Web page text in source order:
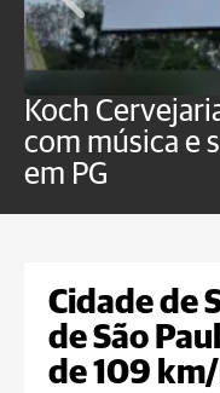
Koch
com música e
em PG
Cidade de
de São
de 109